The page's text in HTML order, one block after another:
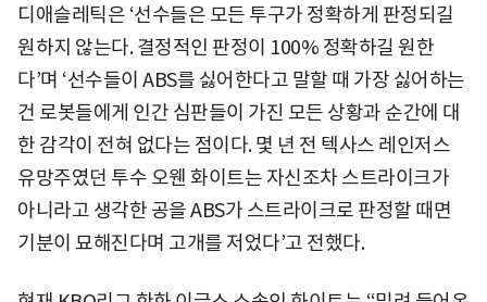
디애슬레틱은 ‘선수들은 모든 투구가 정확하게 판정되길
원하지 않는다. 결정적인 판정이 100% 정확하길 원한
다’며 ‘선수들이 ABS를 싫어한다고 말할 때 가장 싫어하는
건 로봇들에게 인간 심판들이 가진 모든 상황과 순간에 대
한 감각이 전혀 없다는 점이다. 몇 년 전 텍사스 레인저스
유망주였던 투수 오웬 화이트는 자신조차 스트라이크가
아니라고 생각한 공을 ABS가 스트라이크로 판정할 때면
기분이 묘해진다며 고개를 저었다’고 전했다.